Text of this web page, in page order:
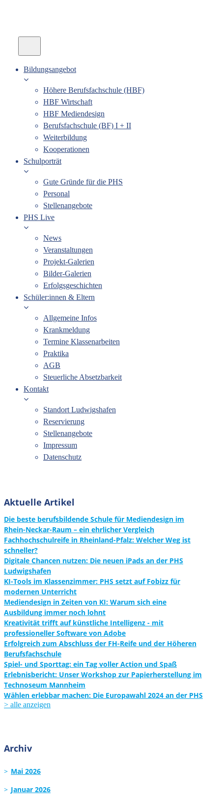
Bildungsangebot
Höhere Berufsfachschule (HBF)
HBF Wirtschaft
HBF Mediendesign
Berufsfachschule (BF) I + II
Weiterbildung
Kooperationen
Schulporträt
Gute Gründe für die PHS
Personal
Stellenangebote
PHS Live
News
Veranstaltungen
Projekt-Galerien
Bilder-Galerien
Erfolgsgeschichten
Schüler:innen & Eltern
Allgemeine Infos
Krankmeldung
Termine Klassenarbeiten
Praktika
AGB
Steuerliche Absetzbarkeit
Kontakt
Standort Ludwigshafen
Reservierung
Stellenangebote
Impressum
Datenschutz
Aktuelle Artikel
Die beste berufsbildende Schule für Mediendesign im
Rhein-Neckar-Raum – ein ehrlicher Vergleich
Fachhochschulreife in Rheinland-Pfalz: Welcher Weg ist
schneller?
Digitale Chancen nutzen: Die neuen iPads an der PHS
Ludwigshafen
KI-Tools im Klassenzimmer: PHS setzt auf Fobizz für
modernen Unterricht
Mediendesign in Zeiten von KI: Warum sich eine
Ausbildung immer noch lohnt
Kreativität trifft auf künstliche Intelligenz - mit
professioneller Software von Adobe
Erfolgreich zum Abschluss der FH-Reife und der Höheren
Berufsfachschule
Spiel- und Sporttag: ein Tag voller Action und Spaß
Erlebnisbericht: Unser Workshop zur Papierherstellung im
Technoseum Mannheim
Wählen erlebbar machen: Die Europawahl 2024 an der PHS
> alle anzeigen
Archiv
Mai 2026
Januar 2026